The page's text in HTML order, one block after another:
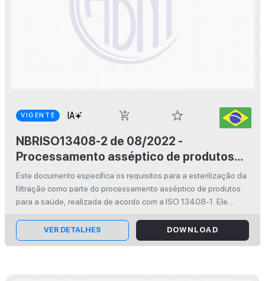
VIGENTE add_shopping_cart
star_border
NBRISO13408-2 de 08/2022 -
Processamento asséptico de produtos
para a saúde - Parte 2: Filtração
esterilizante
Este documento especifica os requisitos para a esterilização da
filtração como parte do processamento asséptico de produtos
para a saúde, realizada de acordo com a ISO 13408-1. Ele
aos requisi...VER DETALHES DOWNLOAD